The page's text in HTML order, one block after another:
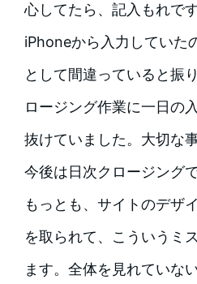
心してたら、記入もれで
iPhoneから入力していた
として間違っていると振
ロージング作業に一日の
抜けていました。大切な事
今後は日次クロージング
もっとも、サイトのデザ
を取られて、こういうミ
ます。全体を見れていな